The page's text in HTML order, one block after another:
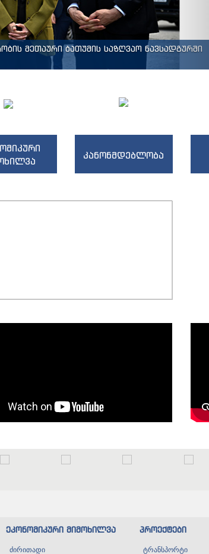
მეთაური ბათუმის საზღვაო ნავსადგურში
კანონმდებლობა
ეკონომიკური მიმოხილვა
ძირითადი
პროექტები
ტრანსპორტი